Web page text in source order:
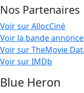
Nos Partenaires
Voir sur AllocCiné
Voir la bande
Voir sur TheMovie
Voir sur IMDb
Blue Heron